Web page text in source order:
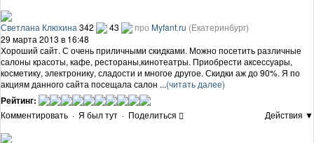
Светлана Клюхина 342 43 про Myfant.ru (Екатеринбург)
29 марта 2013 в 16:48
Хороший сайт. С очень приличными скидками. Можно посетить различные
салоны красоты, кафе, рестораны,кинотеатры. Приобрести аксессуары,
косметику, электронику, сладости и многое другое. Скидки аж до 90%. Я по
акциям данного сайта посещала салон ...(читать далее)
Рейтинг:
Комментировать · Я был тут · Поделиться Действия ▼